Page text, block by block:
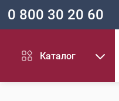
0 800 30 20 60
Каталог